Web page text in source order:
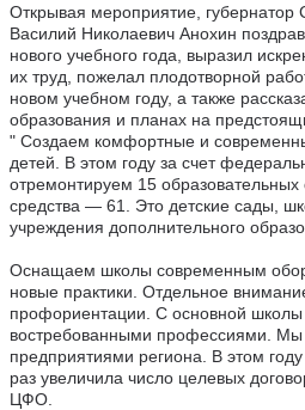
Открывая мероприятие, губернатор
Василий Николаевич Анохин
нового учебного года, выразил
их труд, пожелал плодотворной
новом учебном году, а также
образования и планах на
" Создаем комфортные и
детей. В этом году за счет
отремонтируем 15
средства — 61. Это детские сады,
учреждения дополнительного
Оснащаем школы современным
новые практики. Отдельное
профориентации. С основной школы
востребованными профессиями. Мы
предприятиями региона. В этом
раз увеличила число целевых
ЦФО.